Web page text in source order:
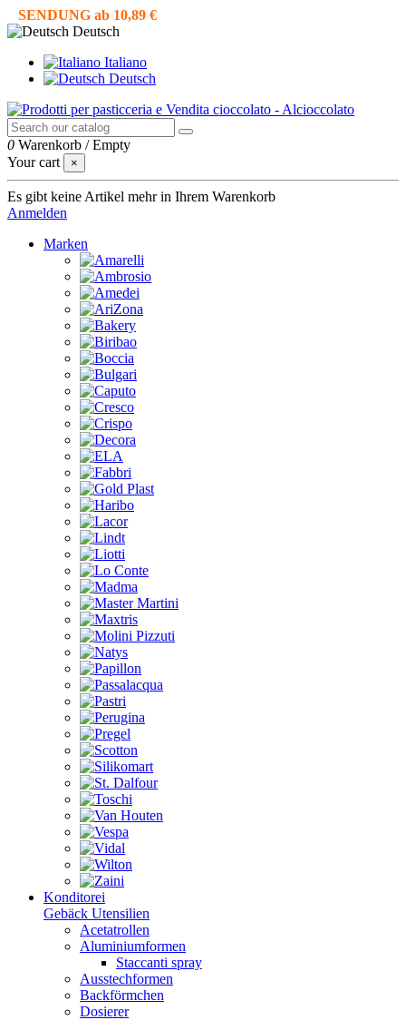
SENDUNG ab 10,89 €
Deutsch
Italiano
Deutsch
0 Warenkorb /Empty
Your cart
×
Es gibt keine Artikel mehr in Ihrem Warenkorb
Anmelden
Marken
Konditorei
Gebäck Utensilien
Acetatrollen
Aluminiumformen
Staccanti spray
Ausstechformen
Backförmchen
Dosierer